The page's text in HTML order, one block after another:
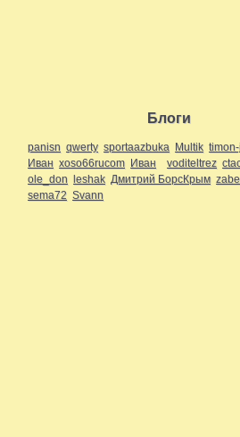
Блоги
panisn qwerty sportaazbuka Multik
Иван xoso66rucom Иван voditeltrez
ole_don leshak Дмитрий БорсКрым
sema72 Svann